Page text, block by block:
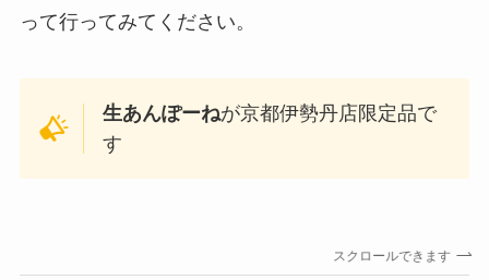
って行ってみてください。
生あんぽーねが京都伊勢丹店限定品で
す
スクロールできます